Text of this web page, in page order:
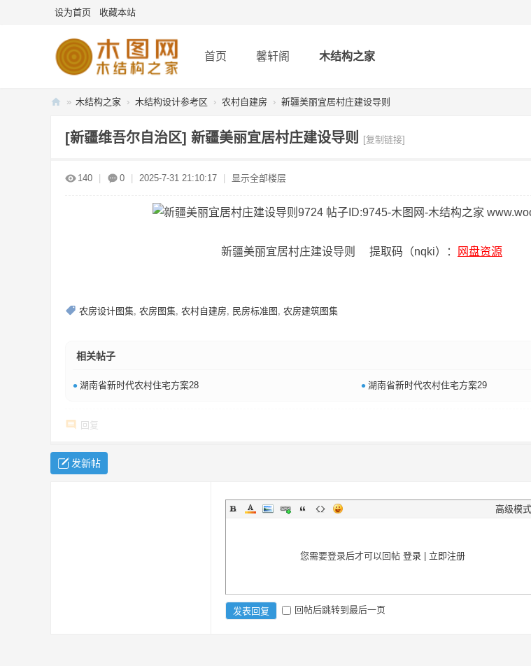
设为首页 收藏本站
首页 馨轩阁 木结构之家
» 木结构之家 › 木结构设计参考区 › 农村自建房 › 新疆美丽宜居村庄建设导则
[新疆维吾尔自治区] 新疆美丽宜居村庄建设导则 [复制链接]
140 0 2025-7-31 21:10:17 显示全部楼层
新疆美丽宜居村庄建设导则 提取码（nqki）： 网盘资源
农房设计图集, 农房图集, 农村自建房, 民房标准图 , 农房建筑图集
相关帖子
• 湖南省新时代农村住宅方案28 • 湖南省新时代农村住宅方案29
回复
发新帖
高级模式
您需要登录后才可以回帖 登录| 立即注册
发表回复 回帖后跳转到最后一页